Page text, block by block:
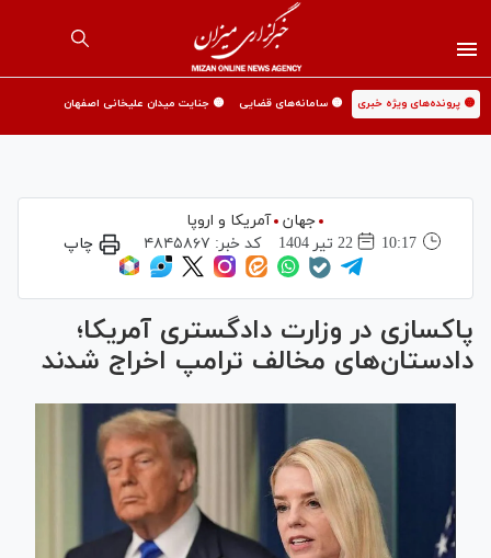
🟡 پرونده‌های ویژه خبری 🟡 سامانه‌های قضایی 🟡 جنایت میدان علیخانی اصفهان
جهان
آمریکا و اروپا
10:17
22 تير 1404 کد خبر: ۴۸۴۵۸۶۷ چاپ
پاکسازی در وزارت دادگستری آمریکا؛
دادستان‌های مخالف ترامپ اخراج شدند